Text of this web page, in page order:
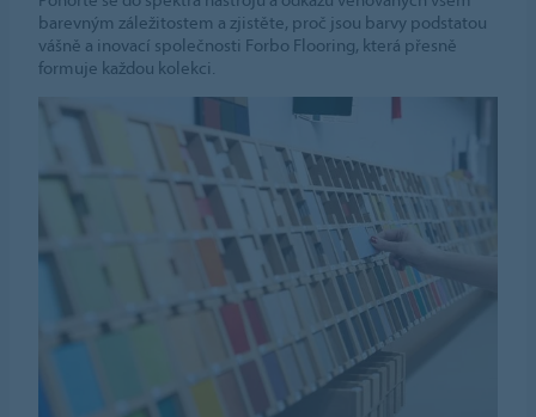
barevným záležitostem a zjistěte, proč jsou barvy podstatou
vášně a inovací společnosti Forbo Flooring, která přesně
formuje každou kolekci.